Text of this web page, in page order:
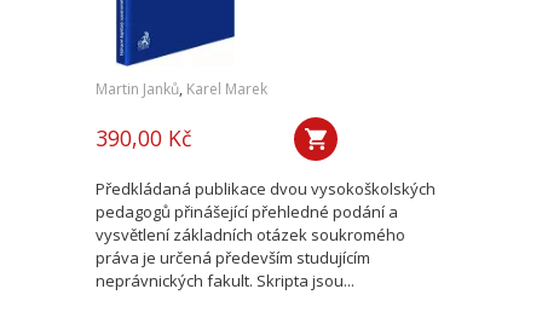
Martin Janků, Karel Marek
390,00 Kč
Předkládaná publikace dvou vysokoškolských
pedagogů přinášející přehledné podání a
vysvětlení základních otázek soukromého
práva je určená především studujícím
neprávnických fakult. Skripta jsou...